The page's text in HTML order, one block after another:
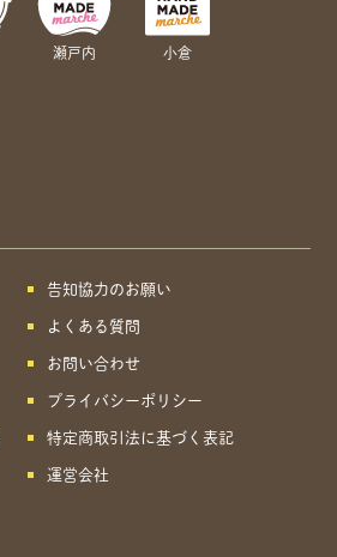
瀬戸内 小倉
告知協力のお願い
よくある質問
お問い合わせ
プライバシーポリシー
特定商取引法に基づく表記
運営会社